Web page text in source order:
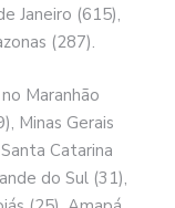
Janeiro (615),
(287).
Maranhão
Minas Gerais
Catarina
do Sul (31),